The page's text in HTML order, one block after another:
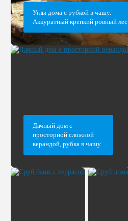
Углы дома с рубкой в чашу.
Аккуратный крепкий ровный лес
Дачный дом с
просторной сложной
верандой, рубка в чашу